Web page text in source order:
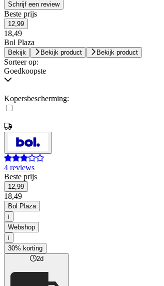
Schrijf een review
Beste prijs
12,99
18,49
Bol Plaza
Bekijk Bekijk product Bekijk product
Sorteer op:
Goedkoopste
Kopersbescherming:
4 reviews
Beste prijs
12,99
18,49
Bol Plaza
i
Webshop
i
30% korting
2d